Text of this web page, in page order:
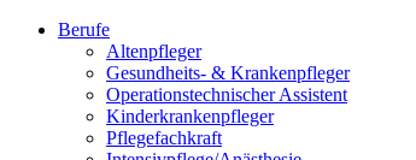
Berufe
Altenpfleger
Gesundheits- & Krankenpfleger
Operationstechnischer Assistent
Kinderkrankenpfleger
Pflegefachkraft